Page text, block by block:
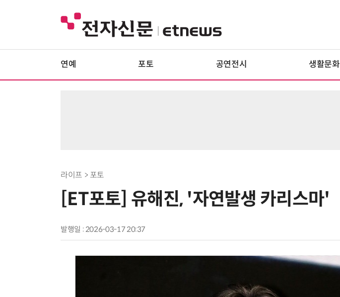
연예 포토 공연전시 생활문화
라이프 > 포토
[ET포토] 유해진, '자연발생 카리스마'
발행일 : 2026-03-17 20:37